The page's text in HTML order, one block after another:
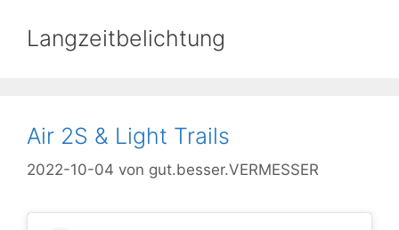
Langzeitbelichtung
Air 2S & Light Trails
2022-10-04 von gut.besser.VERMESSER